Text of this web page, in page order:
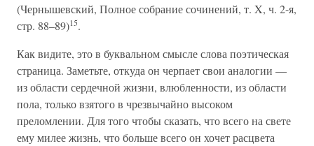
(Чернышевский, Полное собрание сочинений, т. X, ч. 2-я,
стр. 88–89)15.
Как видите, это в буквальном смысле слова поэтическая
страница. Заметьте, откуда он черпает свои аналогии —
из области сердечной жизни, влюбленности, из области
пола, только взятого в чрезвычайно высоком
преломлении. Для того чтобы сказать, что всего на свете
ему милее жизнь, что больше всего он хочет расцвета